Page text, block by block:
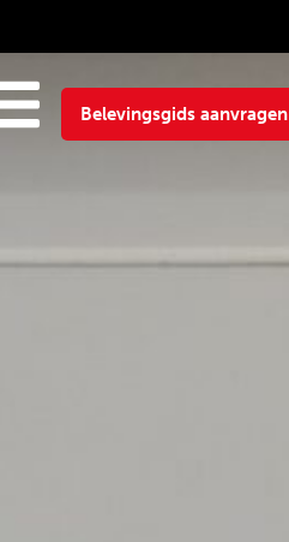
Belevingsgids aanvragen